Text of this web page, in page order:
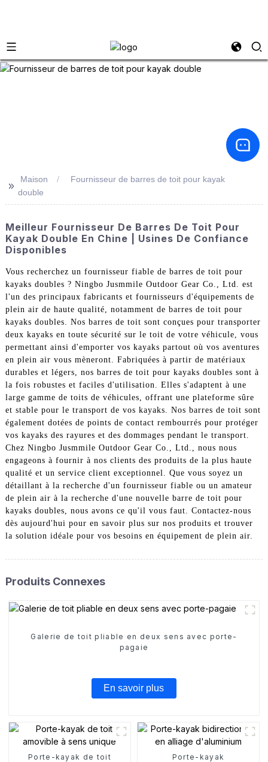
>> Maison
Fournisseur de barres de toit pour kayak
double
Meilleur Fournisseur De Barres De Toit Pour
Kayak Double En Chine | Usines De Confiance
Disponibles
Vous recherchez un fournisseur fiable de barres de toit pour
kayaks doubles ? Ningbo Jusmmile Outdoor Gear Co., Ltd. est
l'un des principaux fabricants et fournisseurs d'équipements de
plein air de haute qualité, notamment de barres de toit pour
kayaks doubles. Nos barres de toit sont conçues pour transporter
deux kayaks en toute sécurité sur le toit de votre véhicule, vous
permettant ainsi d'emporter vos kayaks partout où vos aventures
en plein air vous mèneront. Fabriquées à partir de matériaux
durables et légers, nos barres de toit pour kayaks doubles sont à
la fois robustes et faciles d'utilisation. Elles s'adaptent à une
large gamme de toits de véhicules, offrant une plateforme sûre
et stable pour le transport de vos kayaks. Nos barres de toit sont
également dotées de points de contact rembourrés pour protéger
vos kayaks des rayures et des dommages pendant le transport.
Chez Ningbo Jusmmile Outdoor Gear Co., Ltd., nous nous
engageons à fournir à nos clients des produits de la plus haute
qualité et un service client exceptionnel. Que vous soyez un
détaillant à la recherche d'un fournisseur fiable ou un amateur
de plein air à la recherche d'une nouvelle barre de toit pour
kayaks doubles, nous avons ce qu'il vous faut. Contactez-nous
dès aujourd'hui pour en savoir plus sur nos produits et trouver
la solution idéale pour vos besoins en équipement de plein air.
Produits Connexes
Galerie de toit pliable en deux sens avec porte-
pagaie
En savoir plus
Porte-kayak de toit
Porte-kayak